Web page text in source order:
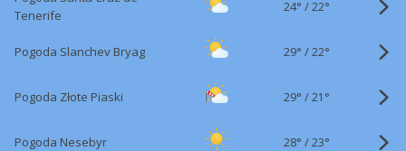
Tenerife
24° /22°
Pogoda Slanchev Bryag 29° /22°
Pogoda Złote Piaski 29° /21°
Pogoda Nesebyr 28° /23°